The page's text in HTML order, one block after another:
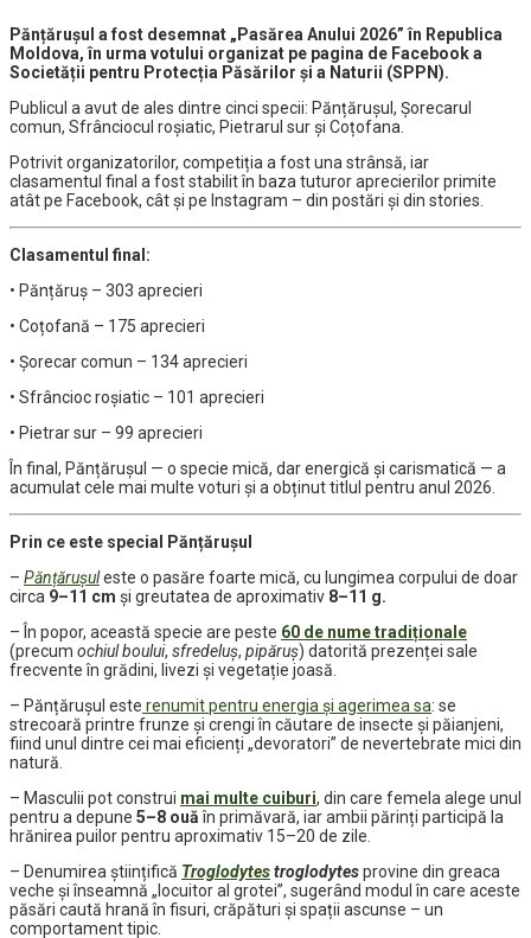
Pănțărușul a fost desemnat „Pasărea Anului 2026” în Republica
Moldova, în urma votului organizat pe pagina de Facebook a
Societății pentru Protecția Păsărilor și a Naturii (SPPN).
Publicul a avut de ales dintre cinci specii: Pănțărușul, Șorecarul
comun, Sfrânciocul roșiatic, Pietrarul sur și Coțofana.
Potrivit organizatorilor, competiția a fost una strânsă, iar
clasamentul final a fost stabilit în baza tuturor aprecierilor primite
atât pe Facebook, cât și pe Instagram – din postări și din stories.
Clasamentul final:
• Pănțăruș – 303 aprecieri
• Coțofană – 175 aprecieri
• Șorecar comun – 134 aprecieri
• Sfrâncioc roșiatic – 101 aprecieri
• Pietrar sur – 99 aprecieri
În final, Pănțărușul — o specie mică, dar energică și carismatică — a
acumulat cele mai multe voturi și a obținut titlul pentru anul 2026.
Prin ce este special Pănțărușul
– Pănțărușuleste o pasăre foarte mică, cu lungimea corpului de doar
circa 9–11 cm și greutatea de aproximativ 8–11 g.
– În popor, această specie are peste 60 de nume tradiționale
(precum ochiul boului, sfredeluş, pipăruş) datorită prezenței sale
frecvente în grădini, livezi și vegetație joasă.
– Pănțărușul este renumit pentru energia și agerimea sa: se
strecoară printre frunze și crengi în căutare de insecte și păianjeni,
fiind unul dintre cei mai eficienți „devoratori” de nevertebrate mici din
natură.
– Masculii pot construi mai multe cuiburi, din care femela alege unul
pentru a depune 5–8 ouăîn primăvară, iar ambii părinți participă la
hrănirea puilor pentru aproximativ 15–20 de zile.
– Denumirea științifică Troglodytestroglodytesprovine din greaca
veche și înseamnă „locuitor al grotei”, sugerând modul în care aceste
păsări caută hrană în fisuri, crăpături și spații ascunse – un
comportament tipic.